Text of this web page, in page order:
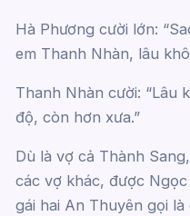
Hà Phương cười lớn:
em Thanh Nhàn, lâu
Thanh Nhàn cười: “Lâu
độ, còn hơn xưa.”
Dù là vợ cả Thành
các vợ khác, được
gái hai An Thuyên gọi